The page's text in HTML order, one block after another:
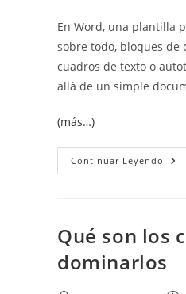
En Word, una plantilla
sobre todo, bloques de
cuadros de texto o
allá de un simple
(más…)
Continuar Leyendo
De
Qué son los
dominarlos